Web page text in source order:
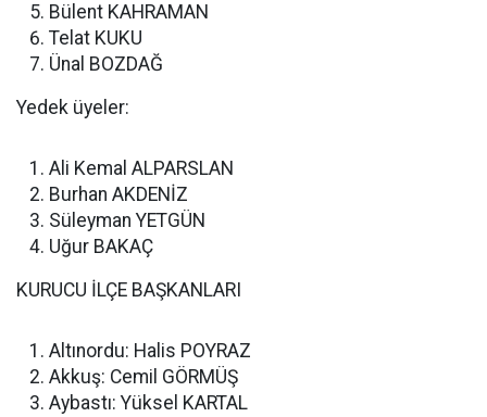
Bülent KAHRAMAN
Telat KUKU
Ünal BOZDAĞ
Yedek üyeler:
Ali Kemal ALPARSLAN
Burhan AKDENİZ
Süleyman YETGÜN
Uğur BAKAÇ
KURUCU İLÇE BAŞKANLARI
Altınordu: Halis POYRAZ
Akkuş: Cemil GÖRMÜŞ
Aybastı: Yüksel KARTAL